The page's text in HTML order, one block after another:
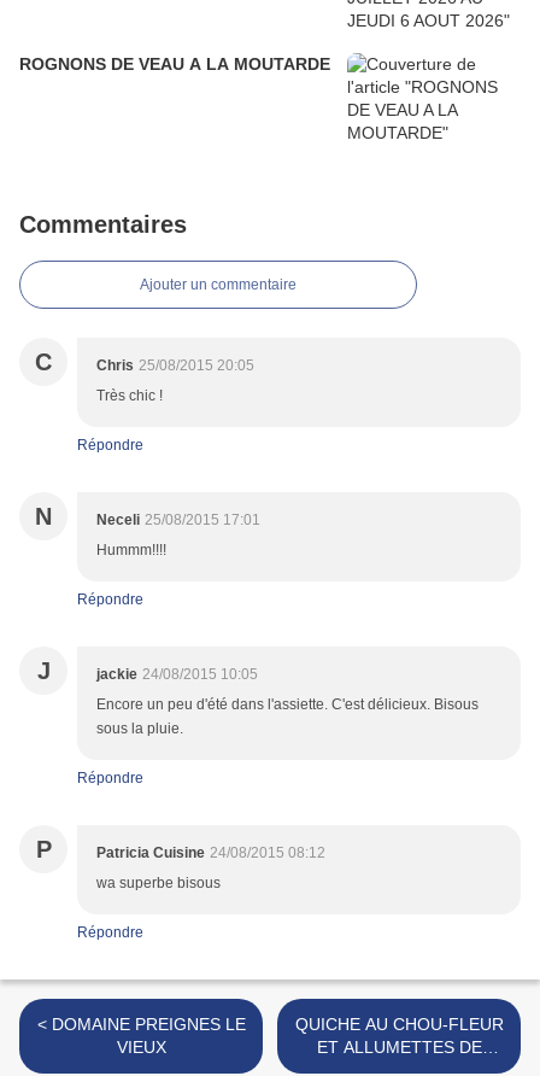
ROGNONS DE VEAU A LA MOUTARDE
Commentaires
Ajouter un commentaire
C Chris 25/08/2015 20:05
Très chic !
Répondre
N Neceli 25/08/2015 17:01
Hummm!!!!
Répondre
J jackie 24/08/2015 10:05
Encore un peu d'été dans l'assiette. C'est délicieux. Bisous
sous la pluie.
Répondre
P Patricia Cuisine 24/08/2015 08:12
wa superbe bisous
Répondre
< DOMAINE PREIGNES LE
VIEUX
QUICHE AU CHOU-FLEUR
ET ALLUMETTES DE
CANARD >